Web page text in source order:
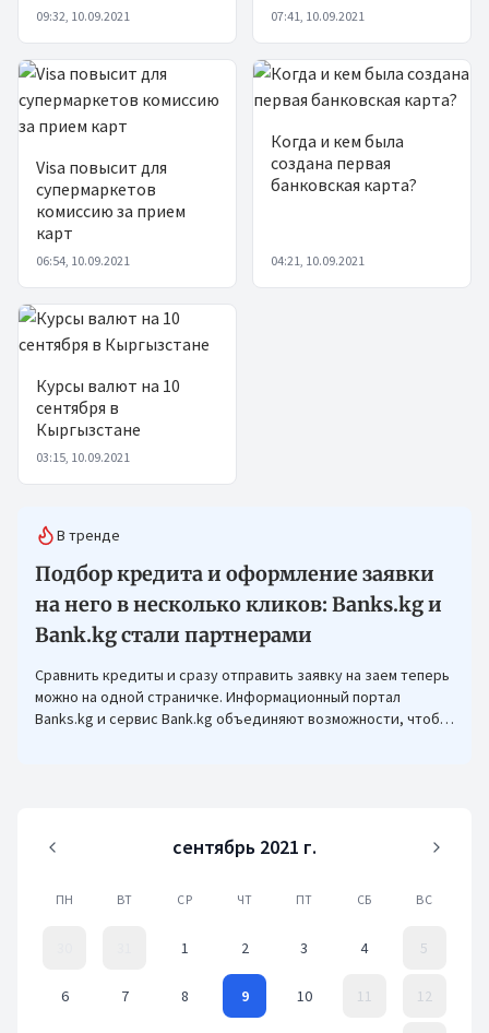
09:32, 10.09.2021 07:41, 10.09.2021
Visa повысит для
супермаркетов
комиссию за прием
карт
06:54, 10.09.2021
Когда и кем была
создана первая
банковская карта?
04:21, 10.09.2021
Курсы валют на 10
сентября в
Кыргызстане
03:15, 10.09.2021
В тренде
Подбор кредита и оформление заявки
на него в несколько кликов: Banks.kg и
Bank.kg стали партнерами
Сравнить кредиты и сразу отправить заявку на заем теперь
можно на одной страничке. Информационный портал
Banks.kg и сервис Bank.kg объединяют возможности, чтобы
сентябрь 2021 г.
ПН ВТ СР ЧТ ПТ СБ ВС
1 2 3 4 5
6 7 8 9 10 11 12